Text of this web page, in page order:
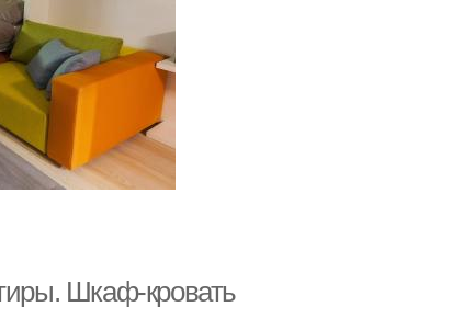
Шкаф-кровать